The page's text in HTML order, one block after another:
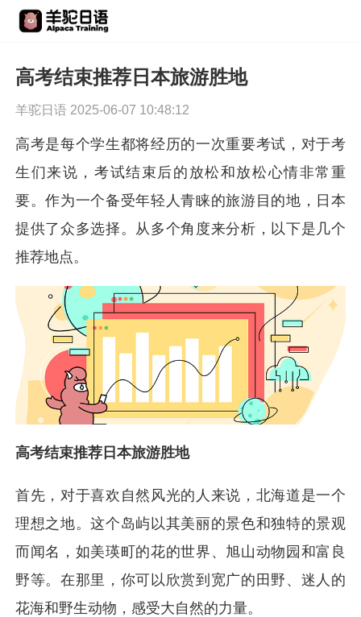
高考结束推荐日本旅游胜地
羊驼日语 2025-06-07 10:48:12
高考是每个学生都将经历的一次重要考试，对于考
生们来说，考试结束后的放松和放松心情非常重
要。作为一个备受年轻人青睐的旅游目的地，日本
提供了众多选择。从多个角度来分析，以下是几个
推荐地点。
高考结束推荐日本旅游胜地
首先，对于喜欢自然风光的人来说，北海道是一个
理想之地。这个岛屿以其美丽的景色和独特的景观
而闻名，如美瑛町的花的世界、旭山动物园和富良
野等。在那里，你可以欣赏到宽广的田野、迷人的
花海和野生动物，感受大自然的力量。